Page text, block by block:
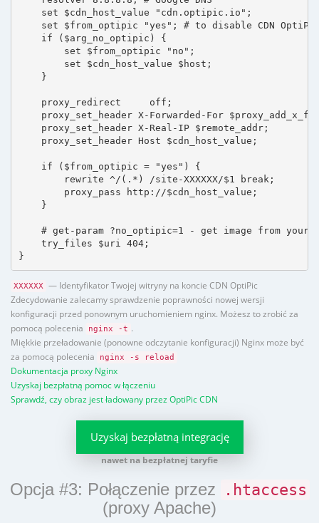
    set $cdn_host_value "cdn.optipic.io";
set $from_optipic "yes"; # to disable CDN
    if ($arg_no_optipic) {
        set $from_optipic "no";
        set $cdn_host_value $host;
    }
    proxy_redirect     off;
proxy_set_header X-Forwarded-For
    proxy_set_header X-Real-IP $remote_addr;
    proxy_set_header Host $cdn_host_value;
    if ($from_optipic = "yes") {
        rewrite ^/(.*) /site-XXXXXX/$1 break;
        proxy_pass http://$cdn_host_value;
    }
# get-param ?no_optipic=1 - get image from your
    try_files $uri 404;
}
XXXXXX
— Identyfikator Twojej witryny na koncie CDN OptiPic
Zdecydowanie zalecamy sprawdzenie poprawności nowej wersji
konfiguracji przed ponownym uruchomieniem nginx. Możesz to zrobić za
pomocą polecenia
nginx -t .
Miękkie przeładowanie (ponowne odczytanie konfiguracji) Nginx może być
za pomocą polecenia
nginx -s reload
Dokumentacja proxy Nginx
Uzyskaj bezpłatną pomoc w łączeniu
Sprawdź, czy obraz jest ładowany przez OptiPic CDN
Uzyskaj bezpłatną integrację
nawet na bezpłatnej taryfie
Opcja #3: Połączenie przez .htaccess
(proxy Apache)